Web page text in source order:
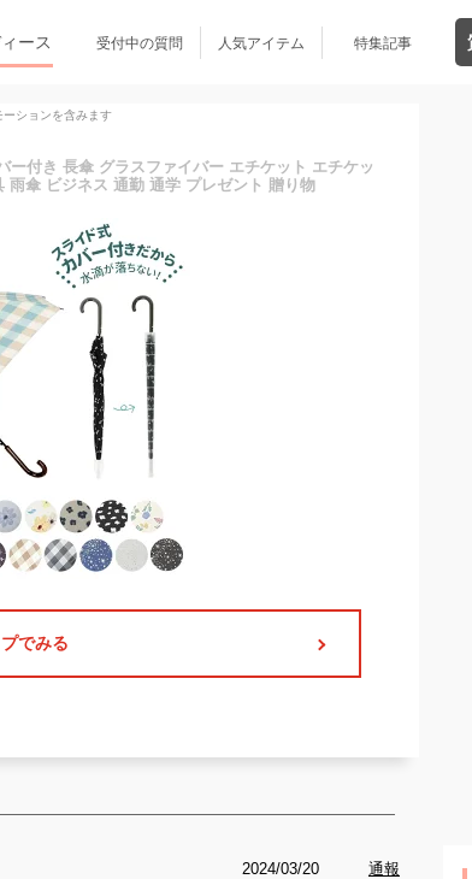
ース 受付中の質問 人気アイテム 特集記事
ションを含みます
付き 長傘 グラスファイバー エチケット エチケッ
雨傘 ビジネス 通勤 通学 プレゼント 贈り物
でみる
2024/03/20 通報